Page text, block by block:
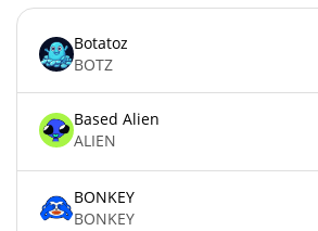
Botatoz
BOTZ
Based Alien
ALIEN
BONKEY
BONKEY